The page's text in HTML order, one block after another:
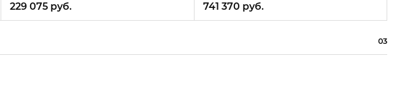
229 075 руб. 741 370 руб.
03